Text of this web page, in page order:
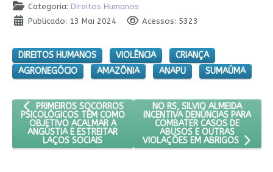
Categoria: Direitos Humanos
Publicado: 13 Mai 2024
Acessos: 5323
DIREITOS HUMANOS VIOLÊNCIA
CRIANÇA
AGRONEGÓCIO
AMAZÔNIA ANAPU SUMAÚMA
ARTIGO ANTERIOR: PRIMEIROS SOCORROS PSICOLÓGICOS
PRIMEIROS SOCORROS
PSICOLÓGICOS TÊM COMO
OBJETIVO ACALMAR A
ANGÚSTIA E ESTREITAR
LAÇOS SOCIAIS
PRÓXIMO ARTIGO: NO RS,
NO RS, SILVIO ALMEIDA
INCENTIVA DENÚNCIAS PARA
COMBATER CASOS DE
ABUSOS E OUTRAS
VIOLAÇÕES EM ABRIGOS